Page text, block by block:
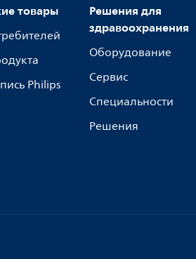
товары
Philips
Решения для
здравоохранения
Оборудование
Сервис
Специальности
Решения